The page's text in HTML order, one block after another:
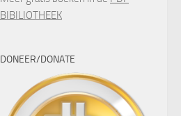
BIBILIOTHEEK
DONEER/DONATE